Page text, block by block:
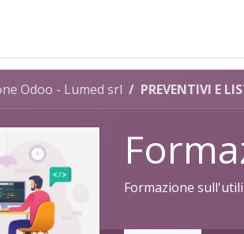
Odoo - Lumed srl PREVENTIVI E
Formazione